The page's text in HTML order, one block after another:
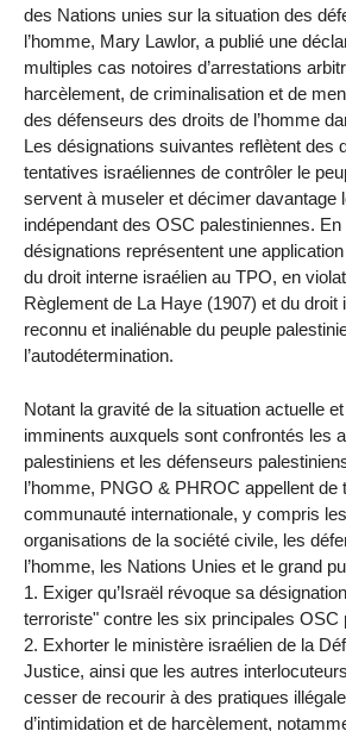
des Nations unies sur la situation des
l’homme, Mary Lawlor, a publié une
multiples cas notoires d’arrestations
harcèlement, de criminalisation et de
des défenseurs des droits de l’homme
Les désignations suivantes reflètent des
tentatives israéliennes de contrôler le
servent à museler et décimer davantage
indépendant des OSC palestiniennes. En
désignations représentent une
du droit interne israélien au TPO, en
Règlement de La Haye (1907) et du droit
reconnu et inaliénable du peuple
l’autodétermination.
Notant la gravité de la situation actuelle
imminents auxquels sont confrontés les
palestiniens et les défenseurs
l’homme, PNGO & PHROC appellent de
communauté internationale, y compris
organisations de la société civile, les
l’homme, les Nations Unies et le grand
1. Exiger qu’Israël révoque sa
terroriste" contre les six principales OSC
2. Exhorter le ministère israélien de la
Justice, ainsi que les autres
cesser de recourir à des pratiques
d’intimidation et de harcèlement,